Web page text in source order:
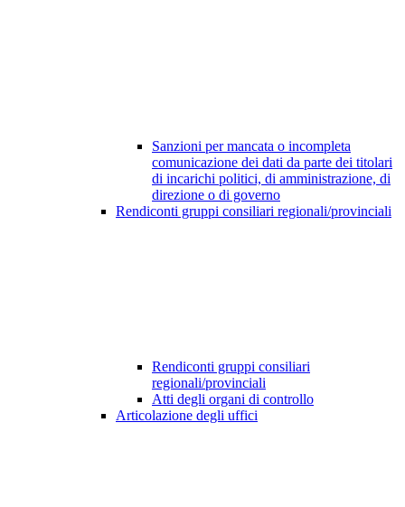
Sanzioni per mancata o incompleta
comunicazione dei dati da parte dei titolari
di incarichi politici, di amministrazione, di
direzione o di governo
Rendiconti gruppi consiliari regionali/provinciali
Rendiconti gruppi consiliari
regionali/provinciali
Atti degli organi di controllo
Articolazione degli uffici